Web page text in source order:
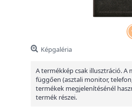
Képgaléria
A termékkép csak illusztráció.
függően (asztali monitor,
termékek megjelenítésénél
termék részei.